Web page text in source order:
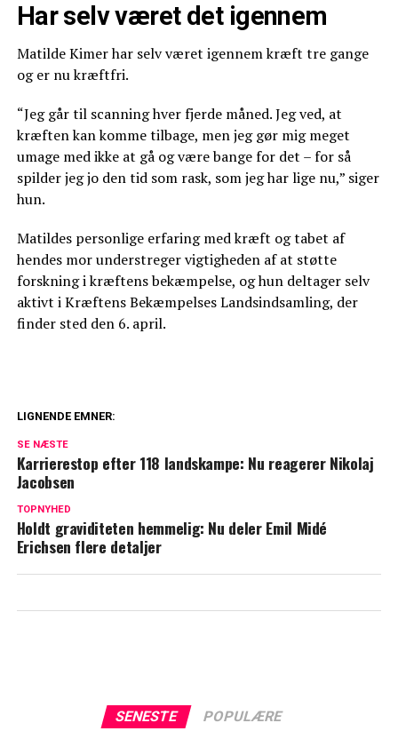
Har selv været det igennem
Matilde Kimer har selv været igennem kræft tre gange
og er nu kræftfri.
“Jeg går til scanning hver fjerde måned. Jeg ved, at
kræften kan komme tilbage, men jeg gør mig meget
umage med ikke at gå og være bange for det – for så
spilder jeg jo den tid som rask, som jeg har lige nu,” siger
hun.
Matildes personlige erfaring med kræft og tabet af
hendes mor understreger vigtigheden af at støtte
forskning i kræftens bekæmpelse, og hun deltager selv
aktivt i Kræftens Bekæmpelses Landsindsamling, der
finder sted den 6. april.
historie før 'Vild med dans': "Alt var bare
prins Williams særlige planer
LIGNENDE EMNER:
SE NÆSTE
Karrierestop efter 118 landskampe: Nu reagerer Nikolaj
Jacobsen
TOPNYHED
Holdt graviditeten hemmelig: Nu deler Emil Midé
Erichsen flere detaljer
SENESTE POPULÆRE